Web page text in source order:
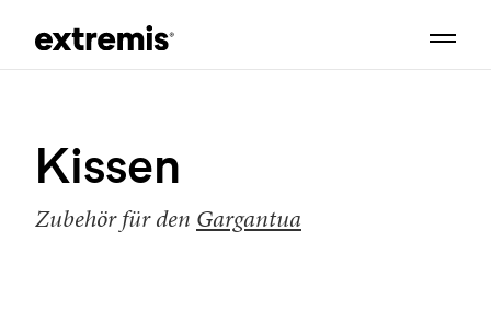
Kissen
Zubehör für den Gargantua